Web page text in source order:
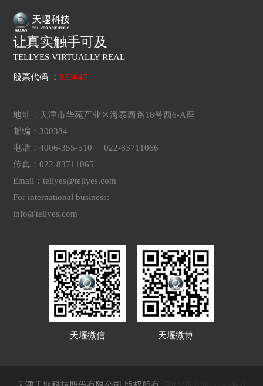
让真实触手可及
TELLYES VIRTUALLY REAL
股票代码 ：833047
地址：天津市华苑产业区海泰西路18号西6-A座
邮编：300384
电话：4006-355-510 022-83711066
传真：022-83711065
Email：tellyes@tellyes.com
For international business:
info@tellyes.com
天堰微信 天堰微博